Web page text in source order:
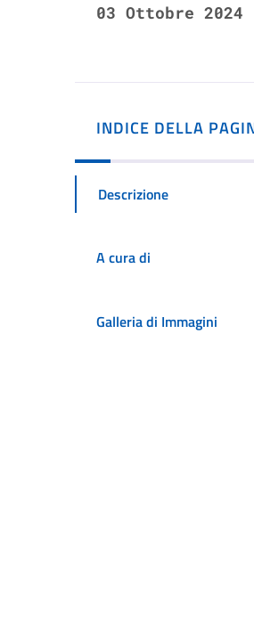
03 Ottobre 2024
INDICE DELLA
Descrizione
A cura di
Galleria di Immagini